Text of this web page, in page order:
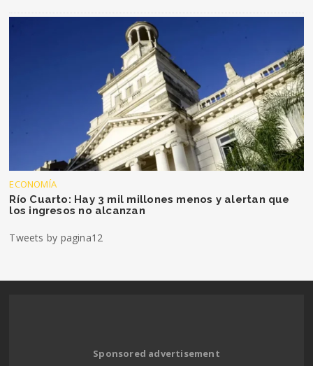
ECONOMÍA
Río Cuarto: Hay 3 mil millones menos y alertan que
los ingresos no alcanzan
Tweets by pagina12
Sponsored advertisement